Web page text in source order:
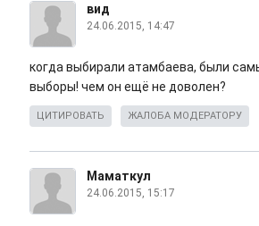
вид
24.06.2015, 14:47
когда выбирали атамбаева, были
выборы! чем он ещё не доволен?
ЦИТИРОВАТЬ ЖАЛОБА МОДЕРАТОРУ
Маматкул
24.06.2015, 15:17